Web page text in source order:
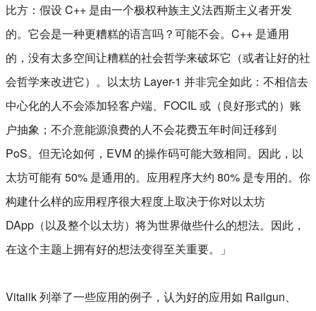
比方：假设 C++ 是由一个极权种族主义法西斯主义者开发
的。它会是一种更糟糕的语言吗？可能不会。C++ 是通用
的，没有太多空间让糟糕的社会哲学来破坏它（或者让好的社
会哲学来改进它）。以太坊 Layer-1 并非完全如此：不相信去
中心化的人不会添加轻客户端、FOCIL 或（良好形式的）账
户抽象；不介意能源浪费的人不会花费五年时间迁移到
PoS。但无论如何，EVM 的操作码可能大致相同。因此，以
太坊可能有 50% 是通用的。应用程序大约 80% 是专用的。你
构建什么样的应用程序很大程度上取决于你对以太坊
DApp（以及整个以太坊）将为世界做些什么的想法。因此，
在这个主题上拥有好的想法变得至关重要。」
Vitalik 列举了一些应用的例子，认为好的应用如 Railgun、